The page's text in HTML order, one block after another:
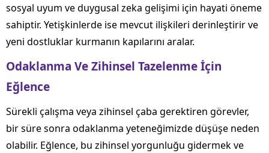
sosyal uyum ve duygusal zeka gelişimi için hayati öneme
sahiptir. Yetişkinlerde ise mevcut ilişkileri derinleştirir ve
yeni dostluklar kurmanın kapılarını aralar.
Odaklanma Ve Zihinsel Tazelenme İçin
Eğlence
Sürekli çalışma veya zihinsel çaba gerektiren görevler,
bir süre sonra odaklanma yeteneğimizde düşüşe neden
olabilir. Eğlence, bu zihinsel yorgunluğu gidermek ve